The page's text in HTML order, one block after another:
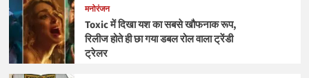
मनोरंजन
Toxic में दिखा यश का सबसे खौफनाक रूप,
रिलीज होते ही छा गया डबल रोल वाला ट्रेंडी
ट्रेलर